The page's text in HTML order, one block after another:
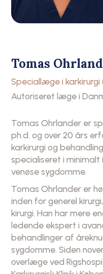
Tomas
Speciallæge i karkirurgi
Autoriseret læge i
Tomas Ohrlander er
ph.d. og over 20 års
karkirurgi og
specialiseret i
venøse sygdomme.
Tomas Ohrlander er
inden for generel
kirurgi. Han har mere
ledende ekspert i
behandlinger af
sygdomme. Siden
overlæge ved